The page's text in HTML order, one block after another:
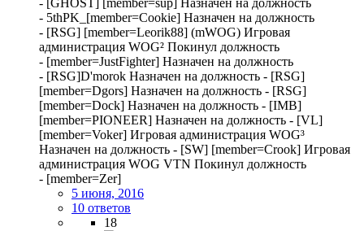
- [GHOST] [member=sup] Назначен на должность
- 5thPK_[member=Cookie] Назначен на должность
- [RSG] [member=Leorik88] (mWOG) Игровая
администрация WOG² Покинул должность
- [member=JustFighter] Назначен на должность
- [RSG]D'morok Назначен на должность - [RSG]
[member=Dgors] Назначен на должность - [RSG]
[member=Dock] Назначен на должность - [IMB]
[member=PIONEER] Назначен на должность - [VL]
[member=Voker] Игровая администрация WOG³
Назначен на должность - [SW] [member=Crook] Игровая
администрация WOG VTN Покинул должность
- [member=Zer]
5 июня, 2016
10 ответов
18